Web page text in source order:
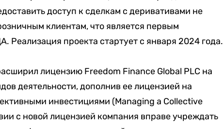
доступ к сделкам с деривативами не
клиентам, что является первым
проекта стартует с января 2024 года.
лицензию Freedom Finance Global PLC на
деятельности, дополнив ее лицензией на
инвестициями (Managing a Collective
с новой лицензией компания вправе учреждать